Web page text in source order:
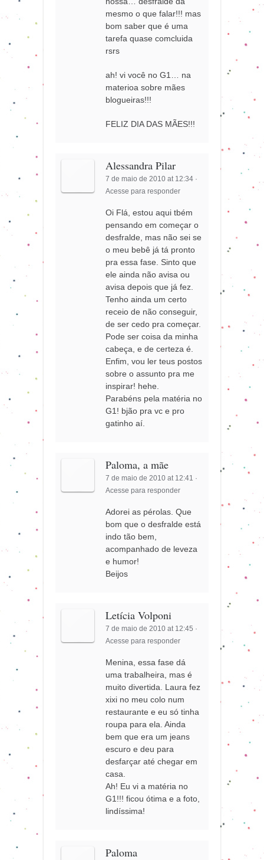
mesmo o que falar!!! mas
bom saber que é uma
tarefa quase comcluida
rsrs
ah! vi você no G1… na
materioa sobre mães
blogueiras!!!
FELIZ DIA DAS MÃES!!!
Alessandra Pilar
7 de maio de 2010 at 12:34 ·
Acesse para responder
Oi Flá, estou aqui tbém
pensando em começar o
desfralde, mas não sei se
o meu bebê já tá pronto
pra essa fase. Sinto que
ele ainda não avisa ou
avisa depois que já fez.
Tenho ainda um certo
receio de não conseguir,
de ser cedo pra começar.
Pode ser coisa da minha
cabeça, e de certeza é.
Enfim, vou ler teus postos
sobre o assunto pra me
inspirar! hehe.
Parabéns pela matéria no
G1! bjão pra vc e pro
gatinho aí.
Paloma, a mãe
7 de maio de 2010 at 12:41 ·
Acesse para responder
Adorei as pérolas. Que
bom que o desfralde está
indo tão bem,
acompanhado de leveza
e humor!
Beijos
Letícia Volponi
7 de maio de 2010 at 12:45 ·
Acesse para responder
Menina, essa fase dá
uma trabalheira, mas é
muito divertida. Laura fez
xixi no meu colo num
restaurante e eu só tinha
roupa para ela. Ainda
bem que era um jeans
escuro e deu para
desfarçar até chegar em
casa.
Ah! Eu vi a matéria no
G1!!! ficou ótima e a foto,
lindíssima!
Paloma